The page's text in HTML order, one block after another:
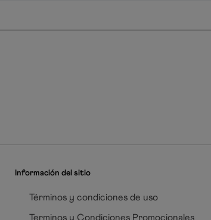
Información del sitio
Términos y condiciones de uso
Terminos y Condiciones Promocionales